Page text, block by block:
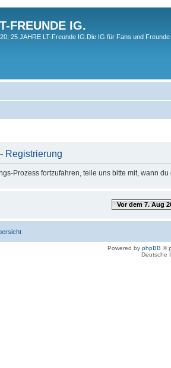
FREUNDE IG.
25 JAHRE LT-Freunde IG.Die IG für Fans und
Registrierung
Prozess fortzufahren, teile uns bitte mit, wann
Vor dem 7. Aug
Powered by phpBB ©
Deutsche